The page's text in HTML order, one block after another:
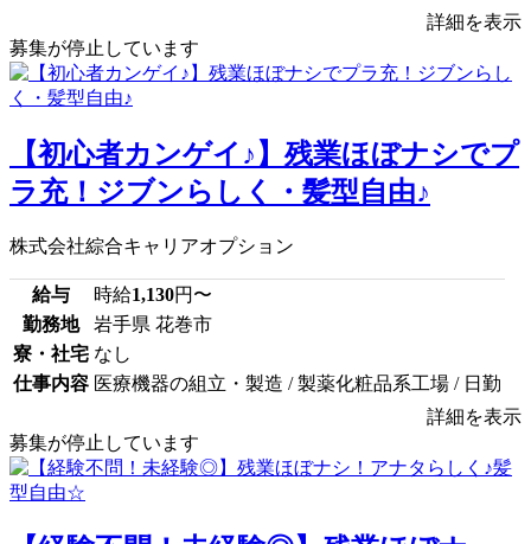
詳細を表示
募集が停止しています
【初心者カンゲイ♪】残業ほぼナシでプ
ラ充！ジブンらしく・髪型自由♪
株式会社綜合キャリアオプション
給与 時給1,130円〜
勤務地
岩手県 花巻市
寮・社宅 なし
仕事内容 医療機器の組立・製造 / 製薬化粧品系工場 / 日勤
詳細を表示
募集が停止しています